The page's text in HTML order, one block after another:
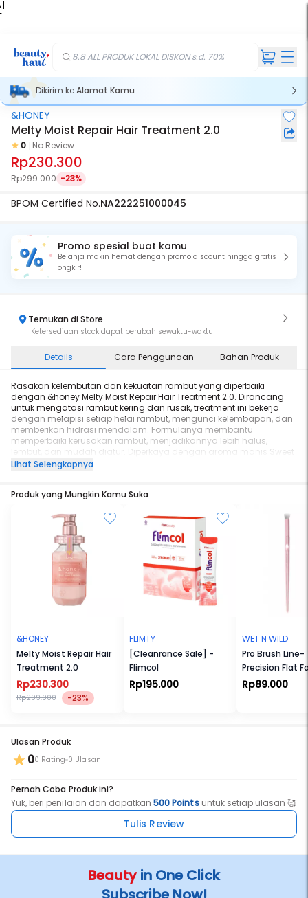
|
8.8 ALL PRODUK LOKAL DISKON s.d. 70%
Dikirim keAlamat Kamu
&HONEY
Melty Moist Repair Hair Treatment 2.0
0 No Review
Rp230.300
Rp299.000 -23%
BPOM Certified No.NA222251000045
Promo spesial buat kamu
Belanja makin hemat dengan promo discount hingga gratis
ongkir!
Temukan di Store
Ketersediaan stock dapat berubah sewaktu-waktu
Details Cara Penggunaan Bahan Produk
Rasakan kelembutan dan kekuatan rambut yang diperbaiki
dengan &honey Melty Moist Repair Hair Treatment 2.0. Dirancang
untuk mengatasi rambut kering dan rusak, treatment ini bekerja
dengan melapisi setiap helai rambut, mengunci kelembapan, dan
memberikan hidrasi mendalam. Formulanya membantu
memperbaiki kerusakan rambut, menjadikannya lebih halus,
lembut, dan mudah diatur. Diperkaya dengan aroma manis Sweet
Rose Honey, produk ini menghadirkan pengalaman perawatan
Lihat Selengkapnya
Produk yang Mungkin Kamu Suka
&HONEY
Melty Moist Repair Hair
Treatment 2.0
Rp230.300
Rp299.000 -23%
FLIMTY
[Cleanrance Sale] -
Flimcol
Rp195.000
WET N WILD
Pro Brush Line-
Precision Flat
Brush
Rp89.000
Ulasan Produk
00 Rating 0 Ulasan
Pernah Coba Produk ini?
Yuk, beri penilaian dan dapatkan500 Pointsuntuk setiap ulasan 🥰
Tulis Review
Beautyin One Click